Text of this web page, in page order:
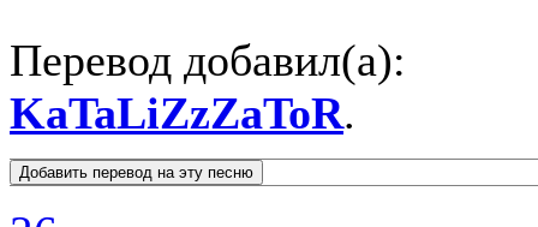
Перевод добавил(а):
KaTaLiZzZaToR.